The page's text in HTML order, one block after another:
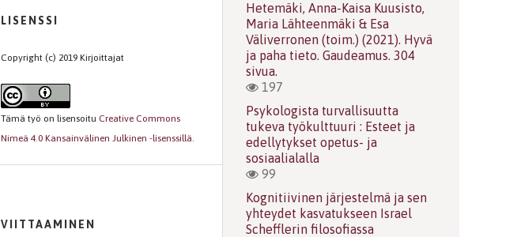
LISENSSI
Copyright (c) 2019 Kirjoittajat
Tämä työ on lisensoitu Creative Commons
Nimeä 4.0 Kansainvälinen Julkinen -lisenssillä.
VIITTAAMINEN
Hetemäki, Anna-Kaisa Kuusisto,
Maria Lähteenmäki & Esa
Väliverronen (toim.) (2021). Hyvä
ja paha tieto. Gaudeamus. 304
sivua.
197
Psykologista turvallisuutta
tukeva työkulttuuri : Esteet ja
edellytykset opetus- ja
sosiaalialalla
99
Kognitiivinen järjestelmä ja sen
yhteydet kasvatukseen Israel
Schefflerin filosofiassa